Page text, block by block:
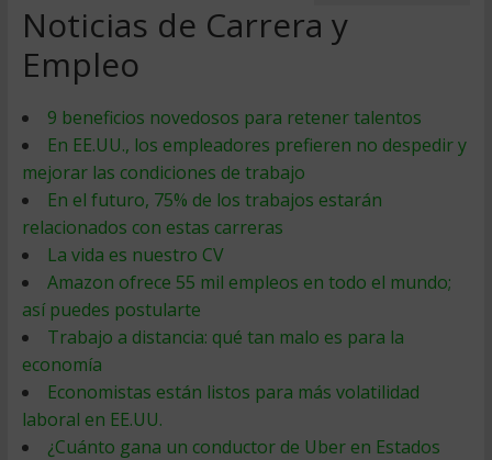
Noticias de Carrera y
Empleo
9 beneficios novedosos para retener talentos
En EE.UU., los empleadores prefieren no despedir y
mejorar las condiciones de trabajo
En el futuro, 75% de los trabajos estarán
relacionados con estas carreras
La vida es nuestro CV
Amazon ofrece 55 mil empleos en todo el mundo;
así puedes postularte
Trabajo a distancia: qué tan malo es para la
economía
Economistas están listos para más volatilidad
laboral en EE.UU.
¿Cuánto gana un conductor de Uber en Estados